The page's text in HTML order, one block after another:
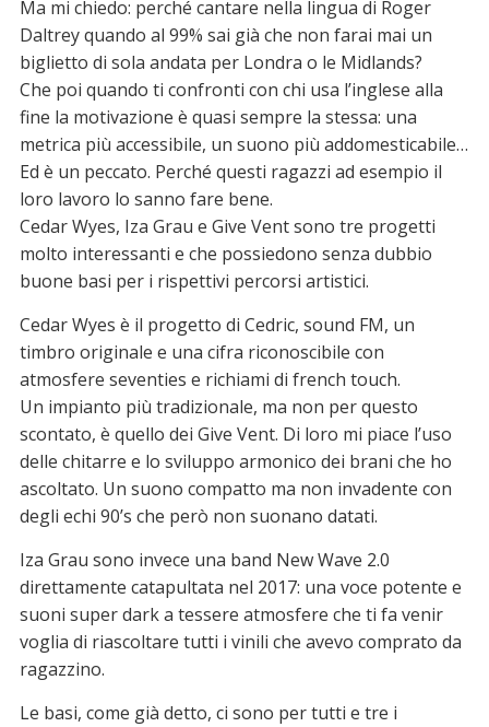
Ma mi chiedo: perché cantare nella lingua di Roger
Daltrey quando al 99% sai già che non farai mai un
biglietto di sola andata per Londra o le Midlands?
Che poi quando ti confronti con chi usa l’inglese alla
fine la motivazione è quasi sempre la stessa: una
metrica più accessibile, un suono più addomesticabile…
Ed è un peccato. Perché questi ragazzi ad esempio il
loro lavoro lo sanno fare bene.
Cedar Wyes, Iza Grau e Give Vent sono tre progetti
molto interessanti e che possiedono senza dubbio
buone basi per i rispettivi percorsi artistici.
Cedar Wyes è il progetto di Cedric, sound FM, un
timbro originale e una cifra riconoscibile con
atmosfere seventies e richiami di french touch.
Un impianto più tradizionale, ma non per questo
scontato, è quello dei Give Vent. Di loro mi piace l’uso
delle chitarre e lo sviluppo armonico dei brani che ho
ascoltato. Un suono compatto ma non invadente con
degli echi 90’s che però non suonano datati.
Iza Grau sono invece una band New Wave 2.0
direttamente catapultata nel 2017: una voce potente e
suoni super dark a tessere atmosfere che ti fa venir
voglia di riascoltare tutti i vinili che avevo comprato da
ragazzino.
Le basi, come già detto, ci sono per tutti e tre i